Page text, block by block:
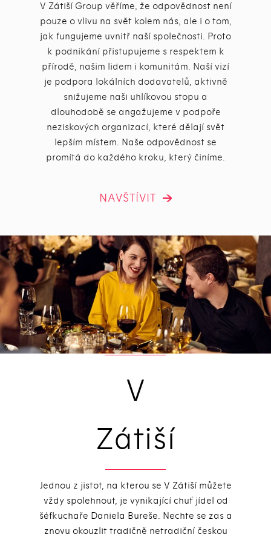
V Zátiší Group věříme, že odpovědnost není
pouze o vlivu na svět kolem nás, ale i o tom,
jak fungujeme uvnitř naší společnosti. Proto
k podnikání přistupujeme s respektem k
přírodě, našim lidem i komunitám. Naší vizí
je podpora lokálních dodavatelů, aktivně
snižujeme naši uhlíkovou stopu a
dlouhodobě se angažujeme v podpoře
neziskových organizací, které dělají svět
lepším místem. Naše odpovědnost se
promítá do každého kroku, který činíme.
NAVŠTÍVIT
V
Zátiší
Jednou z jistot, na kterou se V Zátiší můžete
vždy spolehnout, je vynikající chuť jídel od
šéfkuchaře Daniela Bureše. Nechte se zas a
znovu okouzlit tradičně netradiční českou